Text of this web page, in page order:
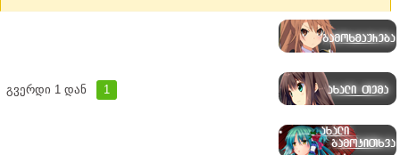
გვერდი 1 დან 1